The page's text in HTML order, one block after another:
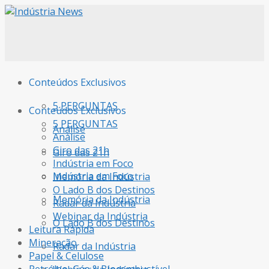
Conteúdos Exclusivos
5 PERGUNTAS
Análise
Giro das 21h
Indústria em Foco
Memória da Indústria
O Lado B dos Destinos
Radar da Indústria
Conteúdos Exclusivos
5 PERGUNTAS
Análise
Giro das 21h
Indústria em Foco
Memória da Indústria
O Lado B dos Destinos
Radar da Indústria
Webinar da Indústria
Leitura Rápida
Mineração
Papel & Celulose